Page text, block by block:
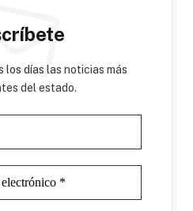
los días las noticias más
del estado.